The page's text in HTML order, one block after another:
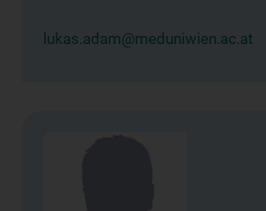
lukas.adam@meduniwien.ac.at